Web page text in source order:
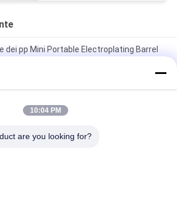
dei pp Mini Portable Electroplating Barrel
di Chrome del barilotto di
per il trattamento di superficie
di servizio 280mm Dia Electroplating Barrel
10:04 PM
are you looking for?